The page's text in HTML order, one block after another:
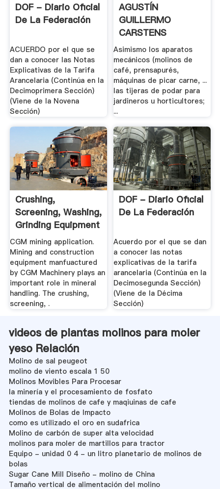
DOF - Diario Oficial
De La Federación
ACUERDO por el que se
dan a conocer las Notas
Explicativas de la Tarifa
Arancelaria (Continúa en la
Decimoprimera Sección)
(Viene de la Novena
Sección)
AGUSTÍN
GUILLERMO
CARSTENS
CARSTENS, .
Asimismo los aparatos
mecánicos (molinos de
café, prensapurés,
máquinas de picar carne, ...
las tijeras de podar para
jardineros u horticultores;
...
Crushing,
Screening, Washing,
Grinding Equipment
.
CGM mining application.
Mining and construction
equipment manfuactured
by CGM Machinery plays an
important role in mineral
handling. The crushing,
screening, .
DOF - Diario Oficial
De La Federación
Acuerdo por el que se dan
a conocer las notas
explicativas de la tarifa
arancelaria (Continúa en la
Decimosegunda Sección)
(Viene de la Décima
Sección)
videos de plantas molinos para moler
yeso Relación
Molino de sal peugeot
molino de viento escala 1 50
Molinos Movibles Para Procesar
la minería y el procesamiento de fosfato
tiendas de molinos de cafe y maqiuinas de cafe
Molinos de Bolas de Impacto
como es utilizado el oro en sudafrica
Molino de carbón de super alta velocidad
molinos para moler de martillos para tractor
Equipo - unidad 0 4 - un litro planetario de molinos de
bolas
Sugar Cane Mill Diseño - molino de China
Tamaño vertical de alimentación del molino